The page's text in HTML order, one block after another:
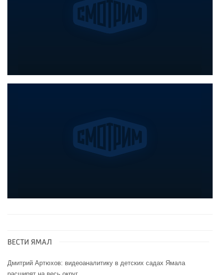
ВЕСТИ ЯМАЛ
Дмитрий Артюхов: видеоаналитику в детских садах Ямала